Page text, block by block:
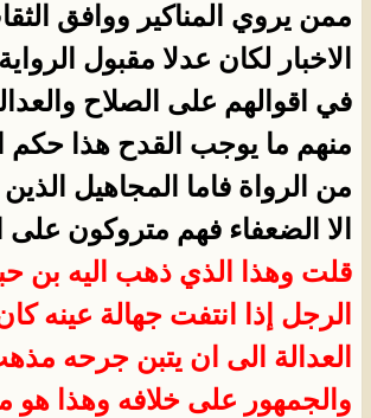
ممن يروي المناكير ووافق
الاخبار لكان عدلا مقبول
في اقوالهم على الصلاح
منهم ما يوجب القدح هذا حكم
من الرواة فاما المجاهيل
الا الضعفاء فهم متروكون على
قلت وهذا الذي ذهب اليه بن
الرجل إذا انتفت جهالة عينه
العدالة الى ان يتبن جرحه
والجمهور على خلافه وهذا